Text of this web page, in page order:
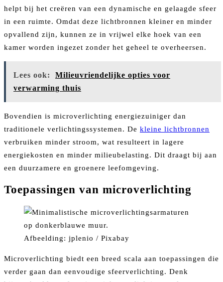
helpt bij het creëren van een dynamische en gelaagde sfeer
in een ruimte. Omdat deze lichtbronnen kleiner en minder
opvallend zijn, kunnen ze in vrijwel elke hoek van een
kamer worden ingezet zonder het geheel te overheersen.
Lees ook:
Milieuvriendelijke opties voor
verwarming thuis
Bovendien is microverlichting energiezuiniger dan
traditionele verlichtingssystemen. De kleine lichtbronnen
verbruiken minder stroom, wat resulteert in lagere
energiekosten en minder milieubelasting. Dit draagt bij aan
een duurzamere en groenere leefomgeving.
Toepassingen van microverlichting
Afbeelding: jplenio / Pixabay
Microverlichting biedt een breed scala aan toepassingen die
verder gaan dan eenvoudige sfeerverlichting. Denk